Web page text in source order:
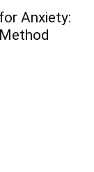
Anxiety: